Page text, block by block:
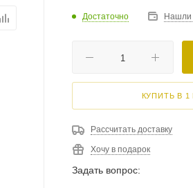
Достаточно Нашли
КУПИТЬ В 1
Рассчитать доставку
Хочу в подарок
Задать вопрос: